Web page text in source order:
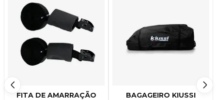
FITA DE AMARRAÇÃO
BAGAGEIRO KIUSSI